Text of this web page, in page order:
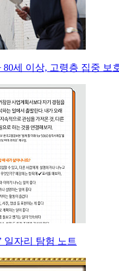
80세 이상, 고령층 집중 보
일자리 탐험 노트